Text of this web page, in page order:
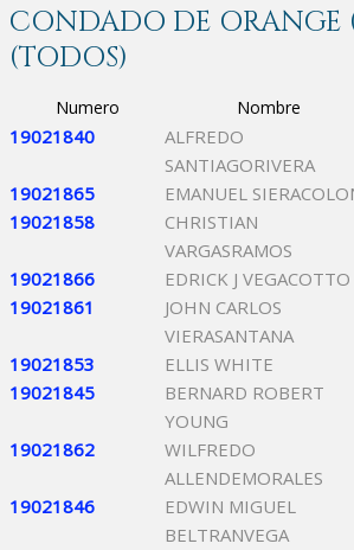
CONDADO DE ORANGE
(TODOS)
Numero Nombre
19021840
ALFREDO
SANTIAGORIVERA
19021865 EMANUEL
19021858
CHRISTIAN
VARGASRAMOS
19021866 EDRICK J VEGACOTTO
19021861
JOHN CARLOS
VIERASANTANA
19021853 ELLIS WHITE
19021845
BERNARD ROBERT
YOUNG
19021862
WILFREDO
ALLENDEMORALES
19021846
EDWIN MIGUEL
BELTRANVEGA